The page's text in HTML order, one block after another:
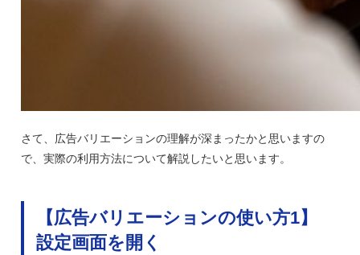
さて、広告バリエーションの理解が深まったかと思いますの
で、実際の利用方法について解説したいと思います。
【広告バリエーションの使い方1】
設定画面を開く